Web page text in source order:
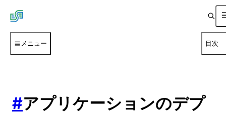
メニュー 目次
#アプリケーションのデプ